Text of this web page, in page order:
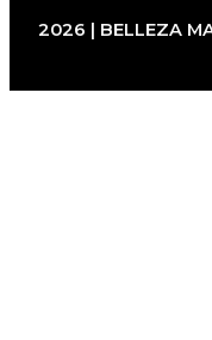
2026 | BELLEZA